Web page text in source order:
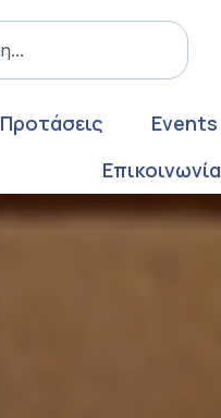
Προτάσεις Events
Επικοινωνία